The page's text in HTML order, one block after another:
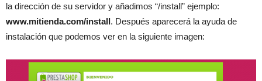
la dirección de su servidor y añadimos “/install” ejemplo:
www.mitienda.com/install. Después aparecerá la ayuda de
instalación que podemos ver en la siguiente imagen: